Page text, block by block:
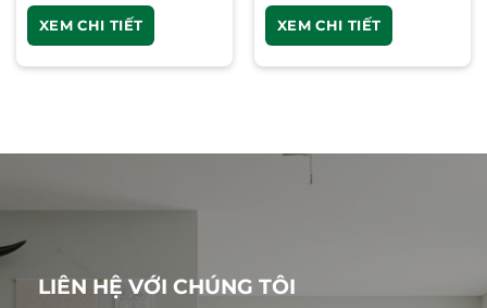
XEM CHI TIẾT XEM CHI TIẾT
LIÊN HỆ VỚI CHÚNG TÔI